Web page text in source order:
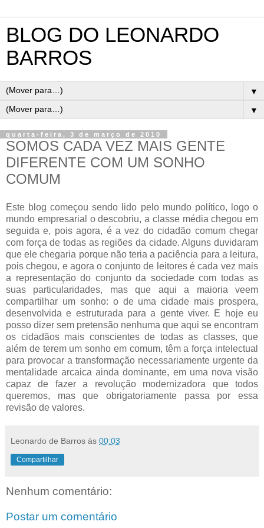
BLOG DO LEONARDO
BARROS
▼
▼
quarta-feira, 3 de março de 2010
SOMOS CADA VEZ MAIS GENTE
DIFERENTE COM UM SONHO
COMUM
Este blog começou sendo lido pelo mundo político, logo o
mundo empresarial o descobriu, a classe média chegou em
seguida e, pois agora, é a vez do cidadão comum chegar
com força de todas as regiões da cidade. Alguns duvidaram
que ele chegaria porque não teria a paciência para a leitura,
pois chegou, e agora o conjunto de leitores é cada vez mais
a representação do conjunto da sociedade com todas as
suas particularidades, mas que aqui a maioria veem
compartilhar um sonho: o de uma cidade mais prospera,
desenvolvida e estruturada para a gente viver. E hoje eu
posso dizer sem pretensão nenhuma que aqui se encontram
os cidadãos mais conscientes de todas as classes, que
além de terem um sonho em comum, têm a força intelectual
para provocar a transformação necessariamente urgente da
mentalidade arcaica ainda dominante, em uma nova visão
capaz de fazer a revolução modernizadora que todos
queremos, mas que obrigatoriamente passa por essa
revisão de valores.
Leonardo de Barros às 00:03
Compartilhar
Nenhum comentário:
Postar um comentário